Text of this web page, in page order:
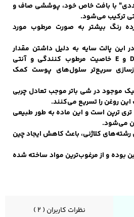
پالت سایه رنگی "30 عددی" با بافت خاص خود، پوششی صاف و
ترکیب می‌شود.
رنگ بیشتر به صورت مرطوب مورد
این پالت سایه به دلیل داشتن مقدار
قابل توجهی ویتامین D، A و E خاصیت مرطوب کنندگی و آنتی
سریع‌تر سلول‌های پوست کمک
موجود در شی باتر موجب تعادل چربی
روغن را تسریع می‌کنند.
ترپن است و این ماده به طور طبیعی
می‌شود.
رشته‌های کلاژنی، باعث کاهش ایجاد چین
بوده و از مرغوب‌ترین مواد ساخته شده
نظرات کاربران ( 2 )